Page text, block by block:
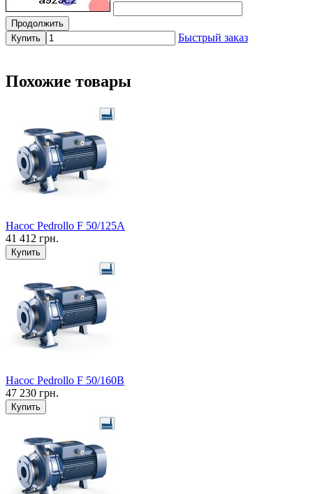
Продолжить
Купить
Быстрый заказ
Похожие товары
Насос Pedrollo F 50/125A
41 412 грн.
Купить
Насос Pedrollo F 50/160B
47 230 грн.
Купить